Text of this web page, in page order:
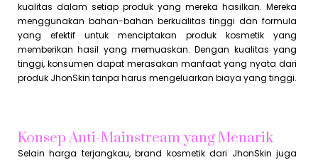
kualitas dalam setiap produk yang mereka hasilkan. Mereka
menggunakan bahan-bahan berkualitas tinggi dan formula
yang efektif untuk menciptakan produk kosmetik yang
memberikan hasil yang memuaskan. Dengan kualitas yang
tinggi, konsumen dapat merasakan manfaat yang nyata dari
produk JhonSkin tanpa harus mengeluarkan biaya yang tinggi.
Konsep Anti-Mainstream yang Menarik
Selain harga terjangkau, brand kosmetik dari JhonSkin juga